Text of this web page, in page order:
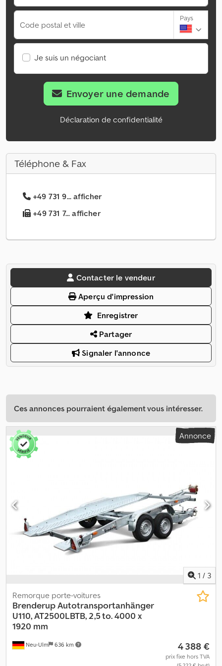
Code postal et ville
Pays
Je suis un négociant
Envoyer une demande
Déclaration de confidentialité
Téléphone & Fax
+49 731 9... afficher
+49 731 7... afficher
Contacter le vendeur
Aperçu d'impression
Enregistrer
Partager
Signaler l'annonce
Ces annonces pourraient également vous intéresser.
Annonce
1 / 3
Neu-Ulm 636 km
Remorque porte-voitures
BrenderupAutotransportanhänger
U110, AT2500LBTB, 2,5 to. 4000 x
1920 mm
4 388 €
prix fixe hors TVA